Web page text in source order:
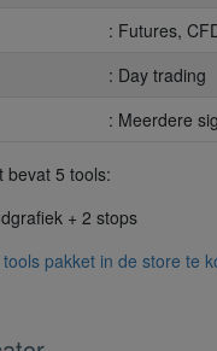
: Futures,
: Day trading
: Meerdere
bevat 5 tools:
+ 2 stops
pakket in de store te